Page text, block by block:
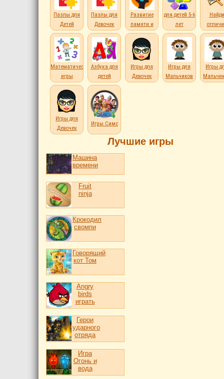
Пазлы для
Детей
Пазлы для
Девочек
Развитие
памяти и
внимания
для детей 5-6
лет
Найди
Математические
игры
Азбука для
детей
Игры для
Девочек
Игры для
Мальчиков
Игры
Игры для
Девочек
Игры Симс
Лучшие игры
Машина
времени
Fruit
ninja
Крокодил
свомпи
Говорящий
кот Том
Angry
birds
играть
Герои
ударного
отряда
Игра
Огонь и
вода